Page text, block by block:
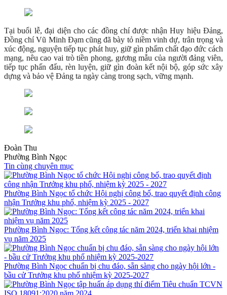
Tại buổi lễ, đại diện cho các đồng chí được nhận Huy hiệu Đảng,
Đồng chí Vũ Minh Đạm cũng đã bày tỏ niềm vinh dự, trân trọng và
xúc động, nguyện tiếp tục phát huy, giữ gìn phẩm chất đạo đức cách
mạng, nêu cao vai trò tiền phong, gương mẫu của người đảng viên,
tiếp tục phấn đấu, rèn luyện, giữ gìn đoàn kết nội bộ, góp sức xây
dựng và bảo vệ Đảng ta ngày càng trong sạch, vững mạnh.
Đoàn Thu
Phường Bình Ngọc
Tin cùng chuyên mục
Phường Bình Ngọc tổ chức Hội nghị công bố, trao quyết định công
nhận Trưởng khu phố, nhiệm kỳ 2025 - 2027
Phường Bình Ngọc: Tổng kết công tác năm 2024, triển khai nhiệm
vụ năm 2025
Phường Bình Ngọc chuẩn bị chu đáo, sẵn sàng cho ngày hội lớn -
bầu cử Trưởng khu phố nhiệm kỳ 2025-2027